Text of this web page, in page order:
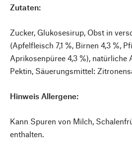
Zutaten:
Zucker, Glukosesirup, Obst in
(Apfelfleisch 7,1 %, Birnen 4,3 %,
Aprikosenpüree 4,3 %), natürliche
Pektin, Säuerungsmittel:
Hinweis Allergene:
Kann Spuren von Milch,
enthalten.